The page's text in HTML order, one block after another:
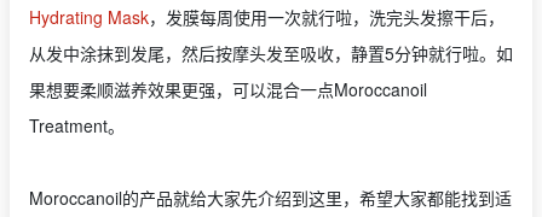
Hydrating Mask，发膜每周使用一次就行啦，洗完头发擦干后，
从发中涂抹到发尾，然后按摩头发至吸收，静置5分钟就行啦。如
果想要柔顺滋养效果更强，可以混合一点Moroccanoil
Treatment。
Moroccanoil的产品就给大家先介绍到这里，希望大家都能找到适